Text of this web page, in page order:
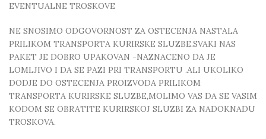
EVENTUALNE TROSKOVE
NE SNOSIMO ODGOVORNOST ZA OSTECENJA NASTALA
PRILIKOM TRANSPORTA KURIRSKE SLUZBE.SVAKI NAS
PAKET JE DOBRO UPAKOVAN -NAZNACENO DA JE
LOMLJIVO I DA SE PAZI PRI TRANSPORTU .ALI UKOLIKO
DODJE DO OSTECENJA PROIZVODA PRILIKOM
TRANSPORTA KURIRSKE SLUZBE,MOLIMO VAS DA SE VASIM
KODOM SE OBRATITE KURIRSKOJ SLUZBI ZA NADOKNADU
TROSKOVA.